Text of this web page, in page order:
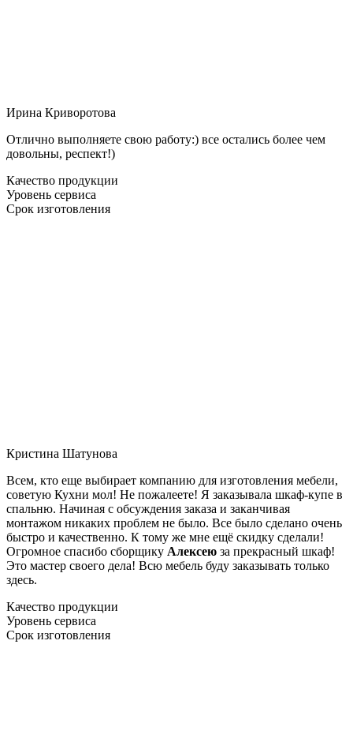
Ирина Криворотова
Отлично выполняете свою работу:) все остались более чем
довольны, респект!)
Качество продукции
Уровень сервиса
Срок изготовления
Кристина Шатунова
Всем, кто еще выбирает компанию для изготовления мебели,
советую Кухни мол! Не пожалеете! Я заказывала шкаф-купе в
спальню. Начиная с обсуждения заказа и заканчивая
монтажом никаких проблем не было. Все было сделано очень
быстро и качественно. К тому же мне ещё скидку сделали!
Огромное спасибо сборщику Алексею за прекрасный шкаф!
Это мастер своего дела! Всю мебель буду заказывать только
здесь.
Качество продукции
Уровень сервиса
Срок изготовления